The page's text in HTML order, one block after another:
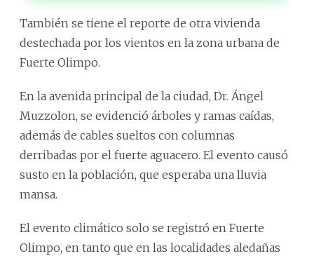
También se tiene el reporte de otra vivienda
destechada por los vientos en la zona urbana de
Fuerte Olimpo.
En la avenida principal de la ciudad, Dr. Ángel
Muzzolon, se evidenció árboles y ramas caídas,
además de cables sueltos con columnas
derribadas por el fuerte aguacero. El evento causó
susto en la población, que esperaba una lluvia
mansa.
El evento climático solo se registró en Fuerte
Olimpo, en tanto que en las localidades aledañas